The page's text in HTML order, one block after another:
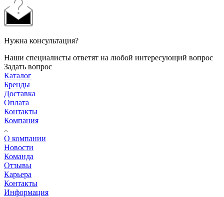
Нужна консультация?
Наши специалисты ответят на любой интересующий вопрос
Задать вопрос
Каталог
Бренды
Доставка
Оплата
Контакты
Компания
О компании
Новости
Команда
Отзывы
Карьера
Контакты
Информация